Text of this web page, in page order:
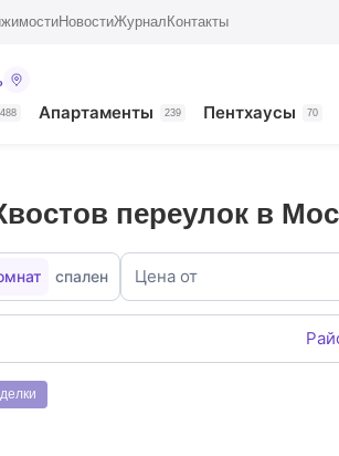
НовостиЖурнал Контакты
Апартаменты 239 Пентхаусы 70
переулок в
спален Цена от